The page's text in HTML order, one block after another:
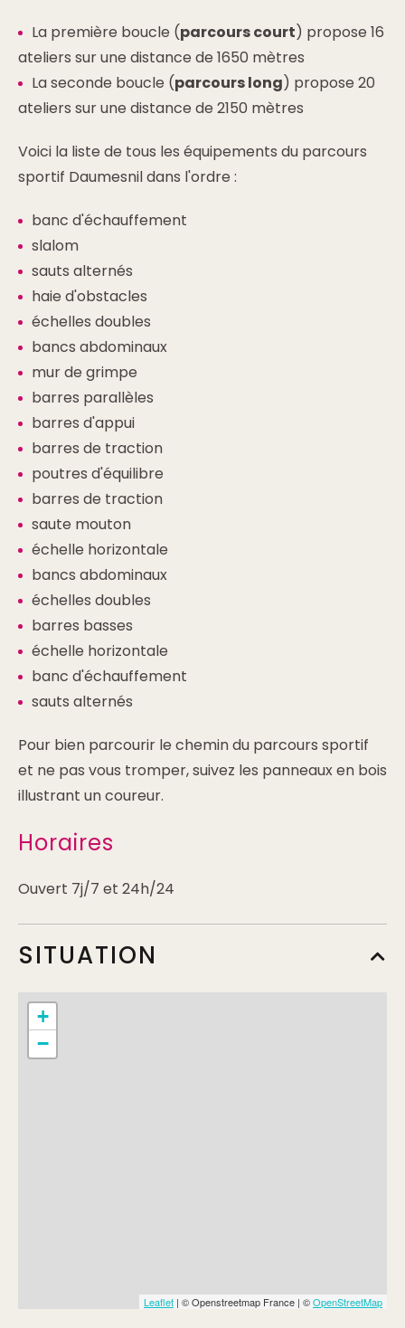
La première boucle (parcours court) propose 16
ateliers sur une distance de 1650 mètres
La seconde boucle (parcours long) propose 20
ateliers sur une distance de 2150 mètres
Voici la liste de tous les équipements du parcours
sportif Daumesnil dans l'ordre :
banc d'échauffement
slalom
sauts alternés
haie d'obstacles
échelles doubles
bancs abdominaux
mur de grimpe
barres parallèles
barres d'appui
barres de traction
poutres d'équilibre
barres de traction
saute mouton
échelle horizontale
bancs abdominaux
échelles doubles
barres basses
échelle horizontale
banc d'échauffement
sauts alternés
Pour bien parcourir le chemin du parcours sportif
et ne pas vous tromper, suivez les panneaux en bois
illustrant un coureur.
Horaires
Ouvert 7j/7 et 24h/24
SITUATION
+
−
Leaflet | © Openstreetmap France | ©OpenStreetMap